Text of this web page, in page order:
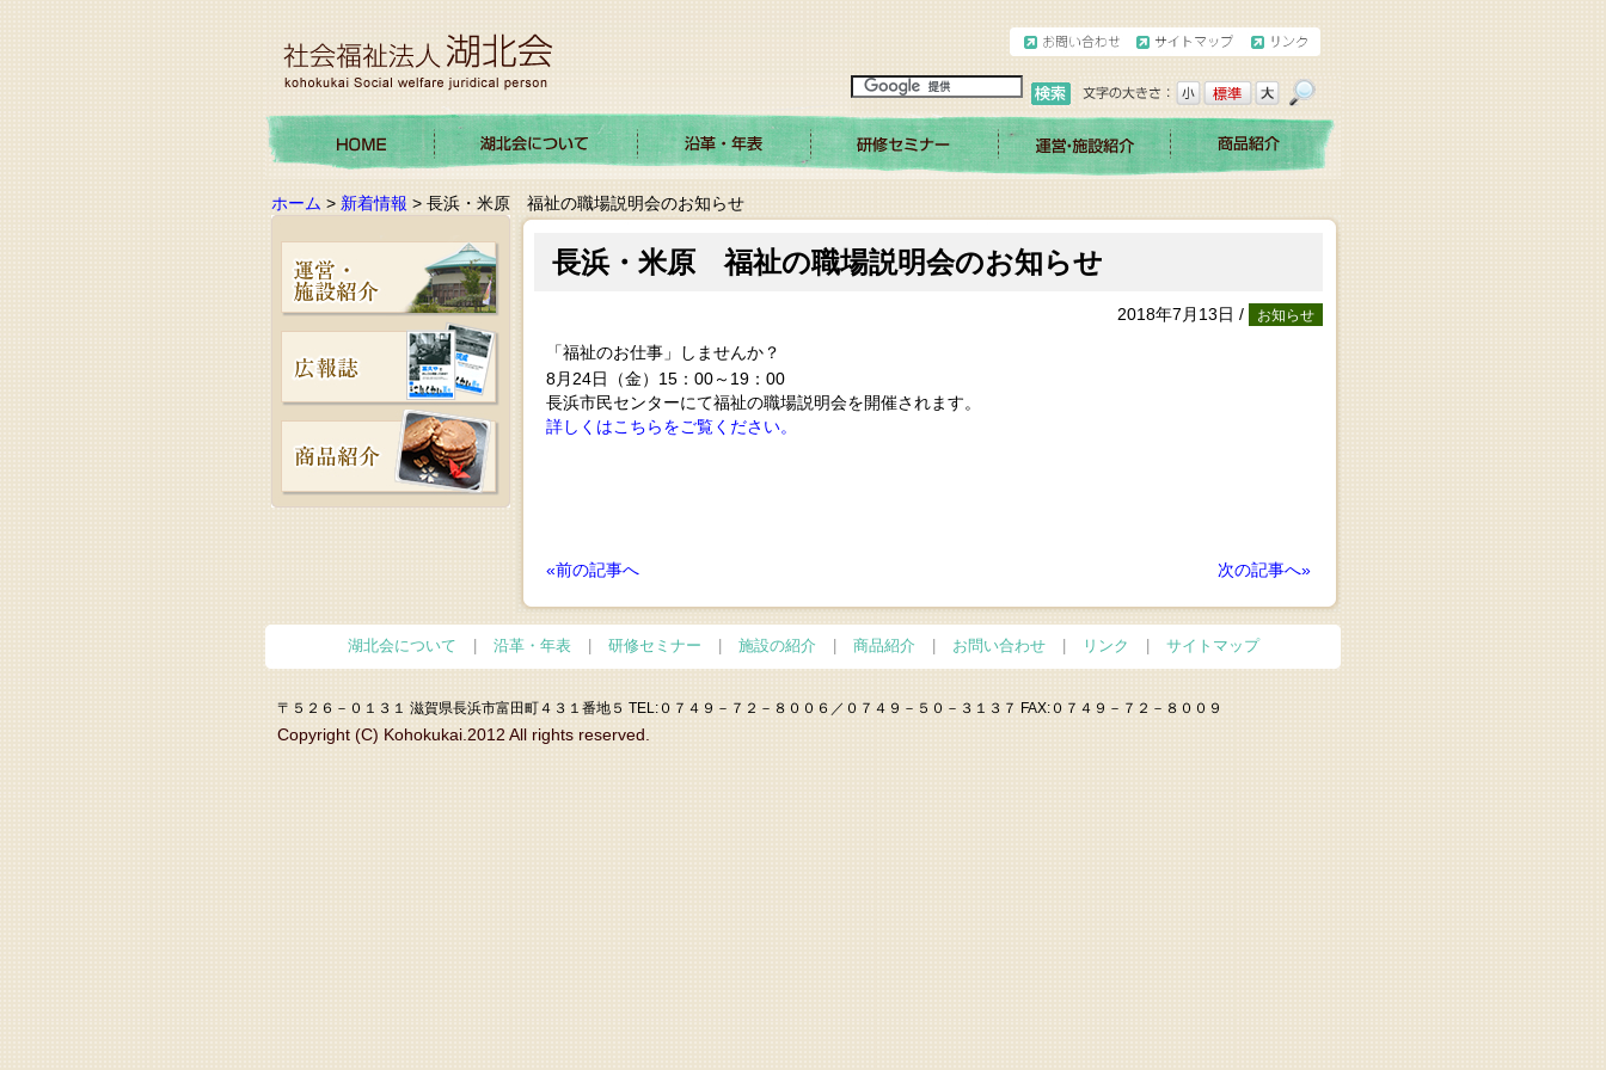
ホーム > 新着情報 > 長浜・米原 福祉の職場説明会のお知らせ
長浜・米原 福祉の職場説明会のお知らせ
2018年7月13日 / お知らせ
「福祉のお仕事」しませんか？
8月24日（金）15：00～19：00
長浜市民センターにて福祉の職場説明会を開催されます。
詳しくはこちらをご覧ください。
«前の記事へ 次の記事へ»
湖北会について 沿革・年表 研修セミナー 施設の紹介 商品紹介 お問い合わせ リンク サイトマップ
〒５２６－０１３１ 滋賀県長浜市富田町４３１番地５ TEL:０７４９－７２－８００６／０７４９－５０－３１３７ FAX:０７４９－７２－８００９
Copyright (C) Kohokukai.2012 All rights reserved.